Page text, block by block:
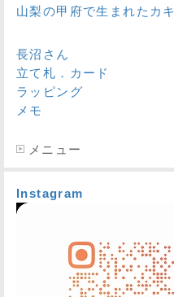
山梨の甲府で生まれたカ
長沼さん
立て札．カード
ラッピング
メモ
メニュー
Instagram